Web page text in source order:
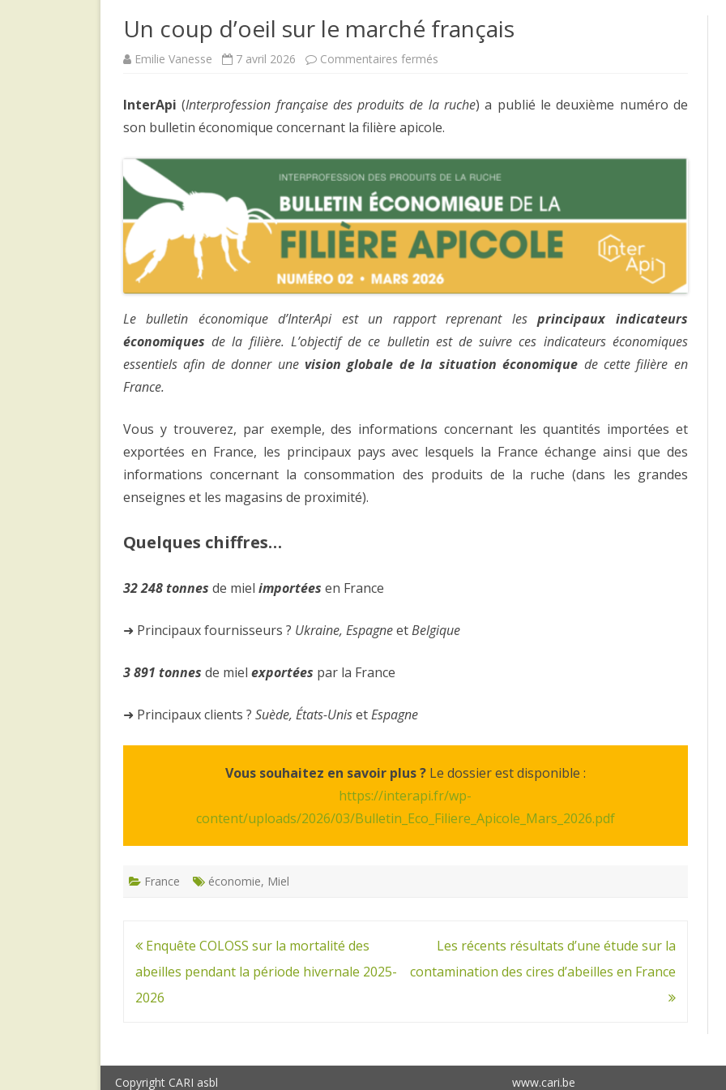
Un coup d’oeil sur le marché français
Emilie Vanesse 7 avril 2026 Commentaires fermés
sur
le
marché
français
InterApi (Interprofession française des produits de la ruche) a publié le deuxième numéro de
son bulletin économique concernant la filière apicole.
Le bulletin économique d’InterApi est un rapport reprenant lesprincipaux indicateurs
économiques de la filière. L’objectif de ce bulletin est de suivre ces indicateurs économiques
essentiels afin de donner unevision globale de la situation économique de cette filière en
France.
Vous y trouverez, par exemple, des informations concernant les quantités importées et
exportées en France, les principaux pays avec lesquels la France échange ainsi que des
informations concernant la consommation des produits de la ruche (dans les grandes
enseignes et les magasins de proximité).
Quelques chiffres…
32 248 tonnes de miel importées en France
➜ Principaux fournisseurs ? Ukraine, EspagneetBelgique
3 891 tonnes de miel exportées par la France
➜ Principaux clients ? Suède, États-UnisetEspagne
Vous souhaitez en savoir plus ?Le dossier est disponible :
https://interapi.fr/wp-
content/uploads/2026/03/Bulletin_Eco_Filiere_Apicole_Mars_2026.pdf
France économie, Miel
Navigation
de
l’article
Enquête COLOSS sur la mortalité des
abeilles pendant la période hivernale 2025-
2026
Les récents résultats d’une étude sur la
contamination des cires d’abeilles en France
Copyright CARI asbl www.cari.be